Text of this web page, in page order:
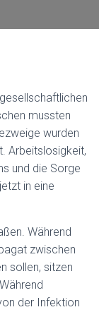
mussten
wurden
Arbeitslosigkeit,
und die Sorge
in eine
Während
zwischen
sollen, sitzen
der Infektion